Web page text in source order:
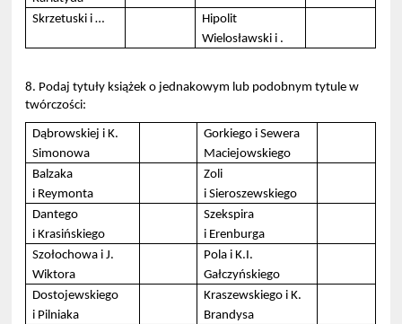
Skrzetuski i …
Hipolit
Wielosławski i .
8. Podaj tytuły książek o jednakowym lub podobnym tytule w
twórczości:
Dąbrowskiej i K.
Simonowa
Gorkiego i Sewera
Maciejowskiego
Balzaka
i Reymonta
Zoli
i Sieroszewskiego
Dantego
i Krasińskiego
Szekspira
i Erenburga
Szołochowa i J.
Wiktora
Pola i K.I.
Gałczyńskiego
Dostojewskiego
i Pilniaka
Kraszewskiego i K.
Brandysa